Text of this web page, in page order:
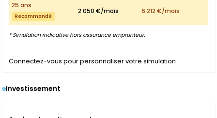
25 ans
Recommandé
2 050 €/mois 6 212 €/mois
* Simulation indicative hors assurance emprunteur.
Connectez-vous pour personnaliser votre simulation
Investissement